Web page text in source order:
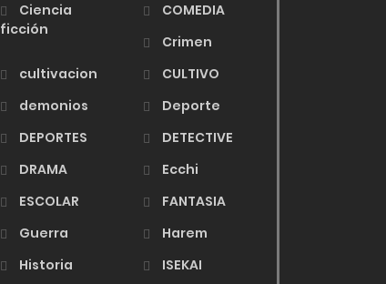
Ciencia
ficción
COMEDIA
Crimen
cultivacion
CULTIVO
demonios
Deporte
DEPORTES
DETECTIVE
DRAMA
Ecchi
ESCOLAR
FANTASIA
Guerra
Harem
Historia
ISEKAI